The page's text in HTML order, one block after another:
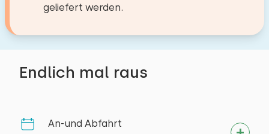
Endlich mal raus
An-und Abfahrt
geliefert werden.
Studentenvereinigungen
Kanu fahren
Spazieren
Schwimmen